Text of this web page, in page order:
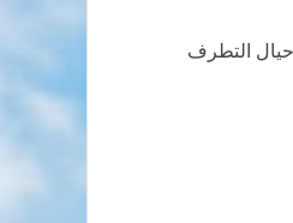
حيال التطرف